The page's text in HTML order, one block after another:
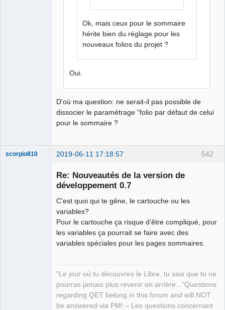
Ok, mais ceux pour le sommaire
hérite bien du réglage pour les
nouveaux folios du projet ?
Oui.
D'où ma question: ne serait-il pas possible de
dissocier le paramétrage "folio par défaut de celui
pour le sommaire ?
542
scorpio810 2019-06-11 17:18:57
Re: Nouveautés de la version de
développement 0.7
C'est quoi qui te gêne, le cartouche ou les
variables?
Pour le cartouche ça risque d’être compliqué, pour
les variables ça pourrait se faire avec des
variables spéciales pour les pages sommaires.
"Le jour où tu découvres le Libre, tu sais que tu ne
pourras jamais plus revenir en arrière..."Questions
regarding QET belong in this forum and will NOT
be answered via PM! – Les questions concernant